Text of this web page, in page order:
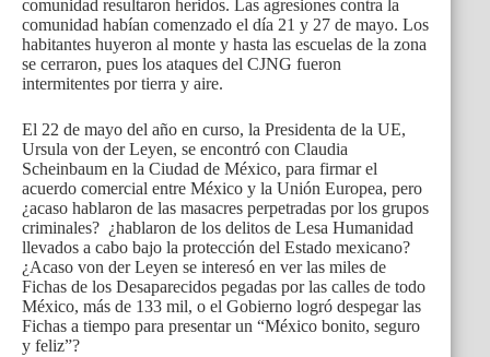
comunidad resultaron heridos. Las agresiones contra la
comunidad habían comenzado el día 21 y 27 de mayo. Los
habitantes huyeron al monte y hasta las escuelas de la zona
se cerraron, pues los ataques del CJNG fueron
intermitentes por tierra y aire.
El 22 de mayo del año en curso, la Presidenta de la UE,
Ursula von der Leyen, se encontró con Claudia
Scheinbaum en la Ciudad de México, para firmar el
acuerdo comercial entre México y la Unión Europea, pero
¿acaso hablaron de las masacres perpetradas por los grupos
criminales? ¿hablaron de los delitos de Lesa Humanidad
llevados a cabo bajo la protección del Estado mexicano?
¿Acaso von der Leyen se interesó en ver las miles de
Fichas de los Desaparecidos pegadas por las calles de todo
México, más de 133 mil, o el Gobierno logró despegar las
Fichas a tiempo para presentar un “México bonito, seguro
y feliz”?